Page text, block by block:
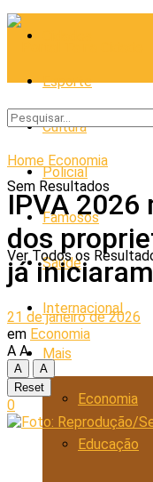
Esporte
Cultura
Policial
Famosos
Saúde
Internacional
Mais
Economia
Educação
Sem Resultados
Ver Todos os
Home Economia
IPVA 2026
dos
já
21 de janeiro de 2026
em Economia
A A
A
A
Reset
0